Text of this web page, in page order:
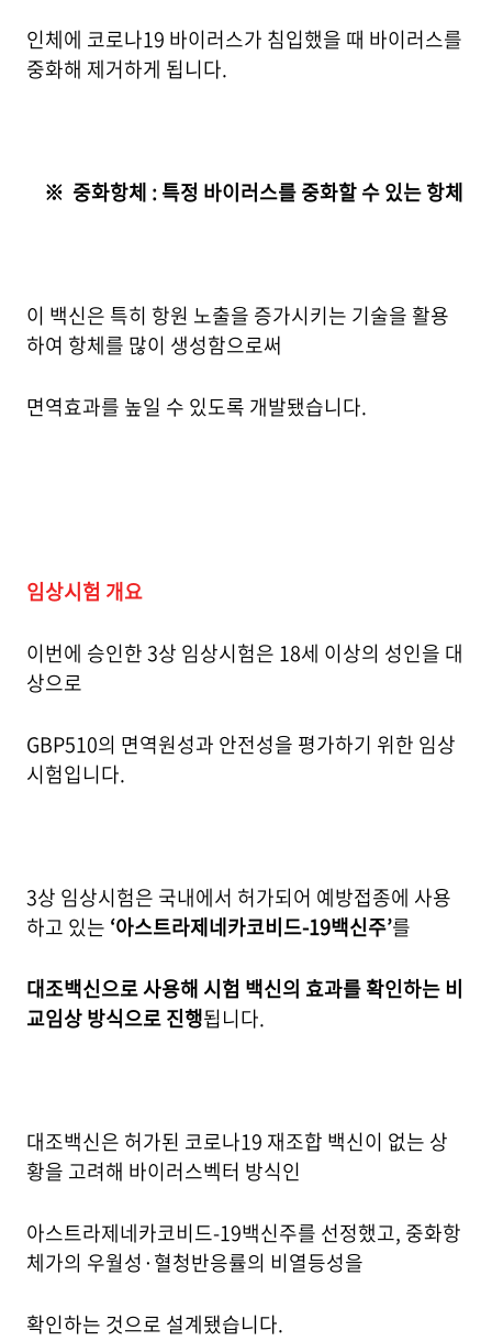
인체에 코로나19 바이러스가 침입했을 때 바이러스를
중화해 제거하게 됩니다.
※ 중화항체 : 특정 바이러스를 중화할 수 있는 항체
이 백신은 특히 항원 노출을 증가시키는 기술을 활용
하여 항체를 많이 생성함으로써
면역효과를 높일 수 있도록 개발됐습니다.
임상시험 개요
이번에 승인한 3상 임상시험은 18세 이상의 성인을 대
상으로
GBP510의 면역원성과 안전성을 평가하기 위한 임상
시험입니다.
3상 임상시험은 국내에서 허가되어 예방접종에 사용
하고 있는 ‘아스트라제네카코비드-19백신주’를
대조백신으로 사용해 시험 백신의 효과를 확인하는 비
교임상 방식으로 진행됩니다.
대조백신은 허가된 코로나19 재조합 백신이 없는 상
황을 고려해 바이러스벡터 방식인
아스트라제네카코비드-19백신주를 선정했고, 중화항
체가의 우월성·혈청반응률의 비열등성을
확인하는 것으로 설계됐습니다.